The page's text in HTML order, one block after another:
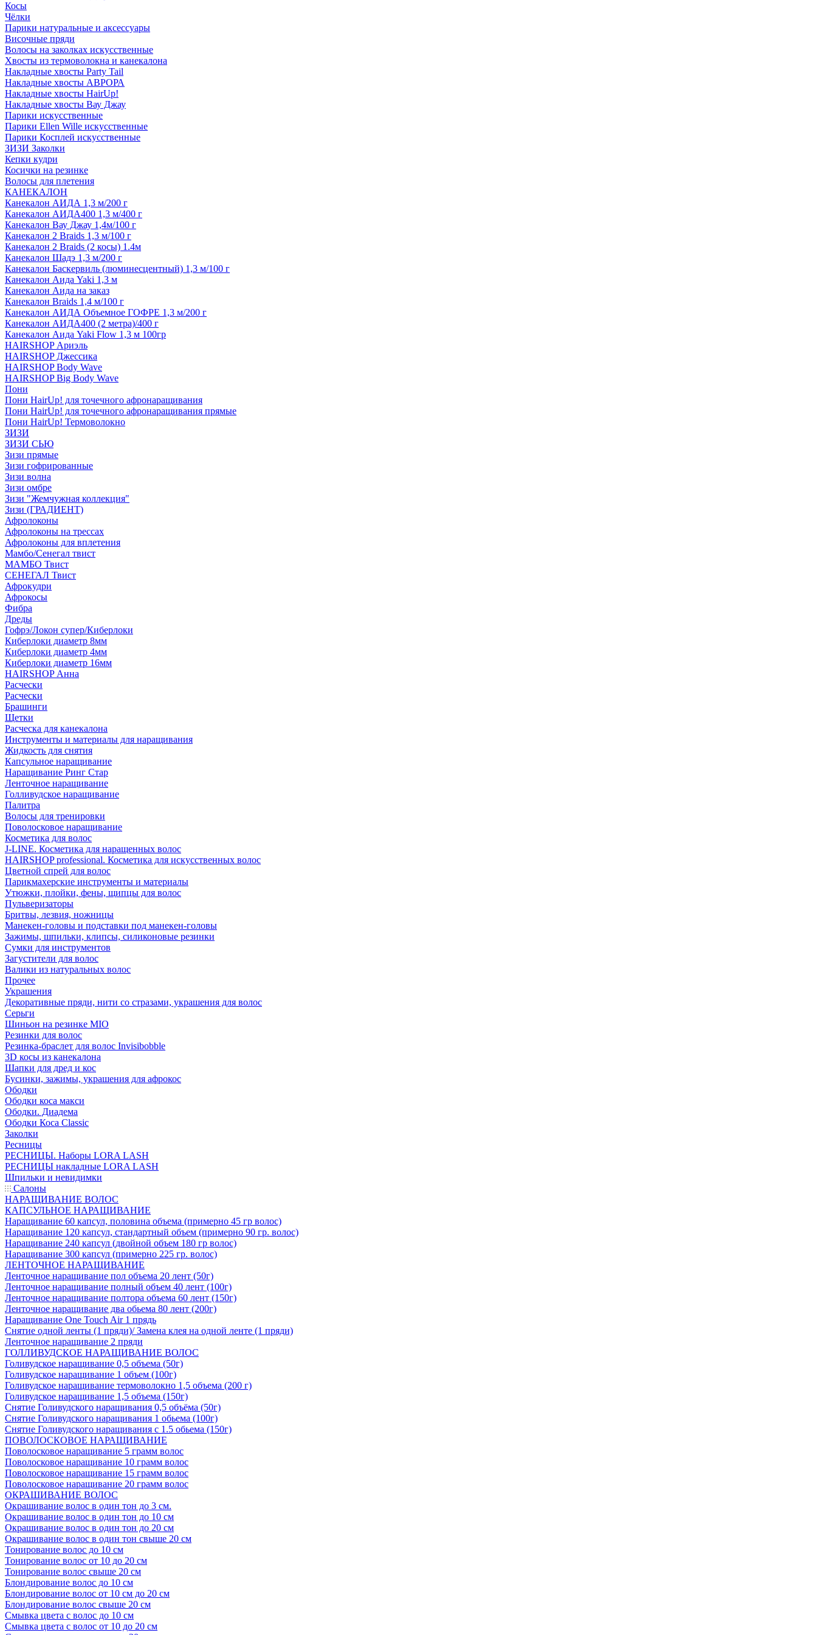
Косы
Чёлки
Парики натуральные и аксессуары
Височные пряди
Волосы на заколках искусственные
Хвосты из термоволокна и канекалона
Накладные хвосты Party Tail
Накладные хвосты АВРОРА
Накладные хвосты HairUp!
Накладные хвосты Вау Джау
Парики искусственные
Парики Ellen Wille искусственные
Парики Косплей искусственные
ЗИЗИ Заколки
Кепки кудри
Косички на резинке
Волосы для плетения
КАНЕКАЛОН
Канекалон АИДА 1,3 м/200 г
Канекалон АИДА400 1,3 м/400 г
Канекалон Вау Джау 1,4м/100 г
Канекалон 2 Braids 1,3 м/100 г
Канекалон 2 Braids (2 косы) 1.4м
Канекалон Шадэ 1,3 м/200 г
Канекалон Баскервиль (люминесцентный) 1,3 м/100 г
Канекалон Аида Yaki 1,3 м
Канекалон Аида на заказ
Канекалон Braids 1,4 м/100 г
Канекалон АИДА Объемное ГОФРЕ 1,3 м/200 г
Канекалон АИДА400 (2 метра)/400 г
Канекалон Аида Yaki Flow 1,3 м 100гр
HAIRSHOP Ариэль
HAIRSHOP Джессика
HAIRSHOP Body Wave
HAIRSHOP Big Body Wave
Пони
Пони HairUp! для точечного афронаращивания
Пони HairUp! для точечного афронаращивания прямые
Пони HairUp! Термоволокно
ЗИЗИ
ЗИЗИ СЬЮ
Зизи прямые
Зизи гофрированные
Зизи волна
Зизи омбре
Зизи "Жемчужная коллекция"
Зизи (ГРАДИЕНТ)
Афролоконы
Афролоконы на трессах
Афролоконы для вплетения
Мамбо/Сенегал твист
МАМБО Твист
СЕНЕГАЛ Твист
Афрокудри
Афрокосы
Фибра
Дреды
Гофрэ/Локон супер/Киберлоки
Киберлоки диаметр 8мм
Киберлоки диаметр 4мм
Киберлоки диаметр 16мм
HAIRSHOP Анна
Расчески
Расчески
Брашинги
Щетки
Расческа для канекалона
Инструменты и материалы для наращивания
Жидкость для снятия
Капсульное наращивание
Наращивание Ринг Стар
Ленточное наращивание
Голливудское наращивание
Палитра
Волосы для тренировки
Поволосковое наращивание
Косметика для волос
J-LINE. Косметика для наращенных волос
HAIRSHOP professional. Косметика для искусственных волос
Цветной спрей для волос
Парикмахерские инструменты и материалы
Утюжки, плойки, фены, щипцы для волос
Пульверизаторы
Бритвы, лезвия, ножницы
Манекен-головы и подставки под манекен-головы
Зажимы, шпильки, клипсы, силиконовые резинки
Сумки для инструментов
Загустители для волос
Валики из натуральных волос
Прочее
Украшения
Декоративные пряди, нити со стразами, украшения для волос
Серьги
Шиньон на резинке MIO
Резинки для волос
Резинка-браслет для волос Invisibobble
3D косы из канекалона
Шапки для дред и кос
Бусинки, зажимы, украшения для афрокос
Ободки
Ободки коса макси
Ободки. Диадема
Ободки Коса Classic
Заколки
Ресницы
РЕСНИЦЫ. Наборы LORA LASH
РЕСНИЦЫ накладные LORA LASH
Шпильки и невидимки
Салоны
НАРАЩИВАНИЕ ВОЛОС
КАПСУЛЬНОЕ НАРАЩИВАНИЕ
Наращивание 60 капсул, половина объема (примерно 45 гр волос)
Наращивание 120 капсул, стандартный объем (примерно 90 гр. волос)
Наращивание 240 капсул (двойной объем 180 гр волос)
Наращивание 300 капсул (примерно 225 гр. волос)
ЛЕНТОЧНОЕ НАРАЩИВАНИЕ
Ленточное наращивание пол объема 20 лент (50г)
Ленточное наращивание полный объем 40 лент (100г)
Ленточное наращивание полтора объема 60 лент (150г)
Ленточное наращивание два обьема 80 лент (200г)
Наращивание One Touch Air 1 прядь
Снятие одной ленты (1 пряди)/ Замена клея на одной ленте (1 пряди)
Ленточное наращивание 2 пряди
ГОЛЛИВУДСКОЕ НАРАЩИВАНИЕ ВОЛОС
Голивудское наращивание 0,5 объема (50г)
Голивудское наращивание 1 объем (100г)
Голивудское наращивание термоволокно 1,5 объема (200 г)
Голивудское наращивание 1,5 объема (150г)
Снятие Голивудского наращивания 0,5 объёма (50г)
Снятие Голивудского наращивания 1 обьема (100г)
Снятие Голивудского наращивания с 1.5 обьема (150г)
ПОВОЛОСКОВОЕ НАРАЩИВАНИЕ
Поволосковое наращивание 5 грамм волос
Поволосковое наращивание 10 грамм волос
Поволосковое наращивание 15 грамм волос
Поволосковое наращивание 20 грамм волос
ОКРАШИВАНИЕ ВОЛОС
Окрашивание волос в один тон до 3 см.
Окрашивание волос в один тон до 10 см
Окрашивание волос в один тон до 20 см
Окрашивание волос в один тон свыше 20 см
Тонирование волос до 10 см
Тонирование волос от 10 до 20 см
Тонирование волос свыше 20 см
Блондирование волос до 10 см
Блондирование волос от 10 см до 20 см
Блондирование волос свыше 20 см
Смывка цвета с волос до 10 см
Смывка цвета с волос от 10 до 20 см